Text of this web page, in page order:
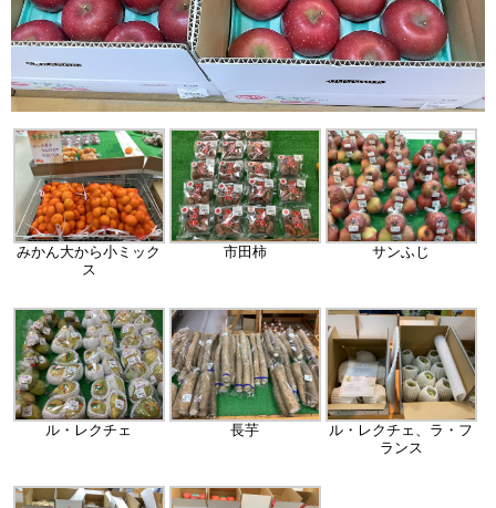
みかん大から小ミック
ス
市田柿 サンふじ
ル・レクチェ 長芋
ル・レクチェ、ラ・フ
ランス